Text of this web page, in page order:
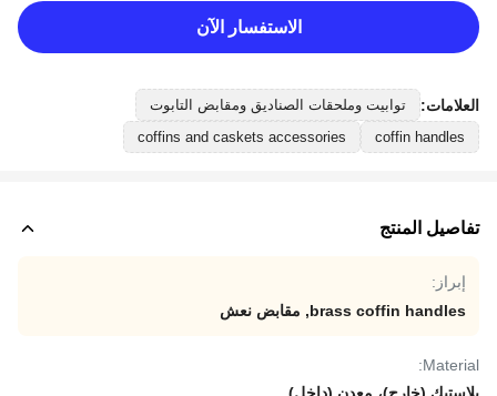
الاستفسار الآن
العلامات:
توابيت وملحقات الصناديق ومقابض التابوت
coffin handles
coffins and caskets accessories
تفاصيل المنتج
إبراز:
brass coffin handles
, مقابض نعش
Material: